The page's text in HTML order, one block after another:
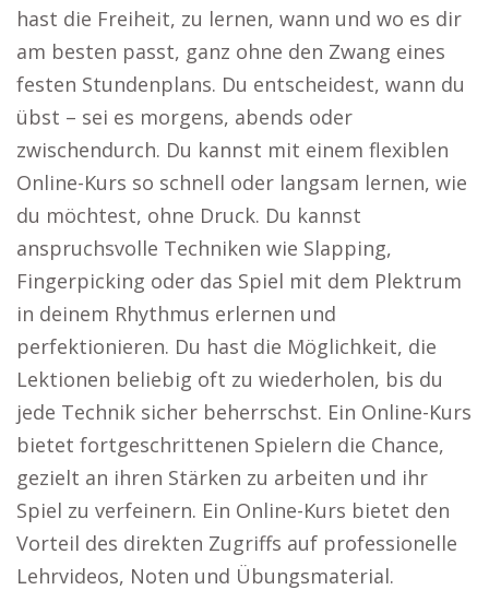
hast die Freiheit, zu lernen, wann und wo es dir
am besten passt, ganz ohne den Zwang eines
festen Stundenplans. Du entscheidest, wann du
übst – sei es morgens, abends oder
zwischendurch. Du kannst mit einem flexiblen
Online-Kurs so schnell oder langsam lernen, wie
du möchtest, ohne Druck. Du kannst
anspruchsvolle Techniken wie Slapping,
Fingerpicking oder das Spiel mit dem Plektrum
in deinem Rhythmus erlernen und
perfektionieren. Du hast die Möglichkeit, die
Lektionen beliebig oft zu wiederholen, bis du
jede Technik sicher beherrschst. Ein Online-Kurs
bietet fortgeschrittenen Spielern die Chance,
gezielt an ihren Stärken zu arbeiten und ihr
Spiel zu verfeinern. Ein Online-Kurs bietet den
Vorteil des direkten Zugriffs auf professionelle
Lehrvideos, Noten und Übungsmaterial.